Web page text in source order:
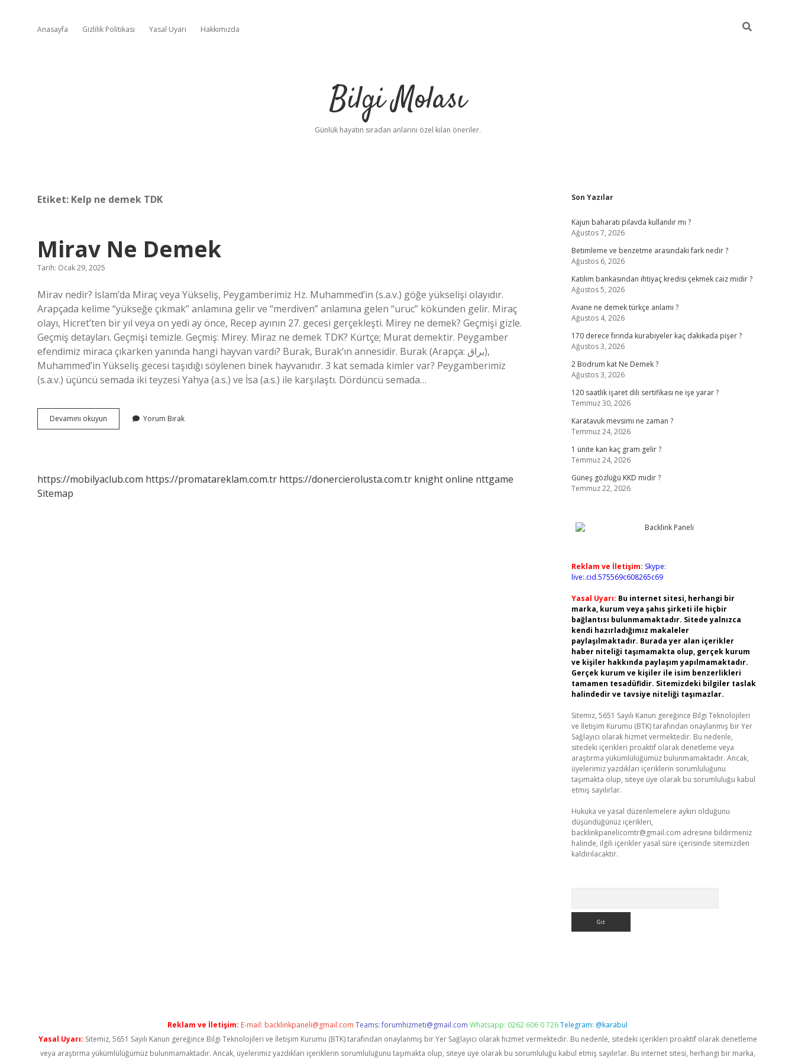
Anasayfa Gizlilik Politikası Yasal Uyarı Hakkımızda
Bilgi Molası
Günlük hayatın sıradan anlarını özel kılan öneriler.
Etiket: Kelp ne demek TDK
Mirav Ne Demek
Tarih: Ocak 29, 2025
Mirav nedir? İslam’da Miraç veya Yükseliş, Peygamberimiz Hz. Muhammed’in (s.a.v.) göğe yükselişi olayıdır.
Arapçada kelime “yükseğe çıkmak” anlamına gelir ve “merdiven” anlamına gelen “uruc” kökünden gelir. Miraç
olayı, Hicret’ten bir yıl veya on yedi ay önce, Recep ayının 27. gecesi gerçekleşti. Mirey ne demek? Geçmişi gizle.
Geçmiş detayları. Geçmişi temizle. Geçmiş: Mirey. Miraz ne demek TDK? Kürtçe; Murat demektir. Peygamber
efendimiz miraca çıkarken yanında hangi hayvan vardı? Burak, Burak’ın annesidir. Burak (Arapça: براق),
Muhammed’in Yükseliş gecesi taşıdığı söylenen binek hayvanıdır. 3 kat semada kimler var? Peygamberimiz
(s.a.v.) üçüncü semada iki teyzesi Yahya (a.s.) ve İsa (a.s.) ile karşılaştı. Dördüncü semada…
Devamını okuyun
Ne
Yorum Bırak
https://mobilyaclub.com https://promatareklam.com.tr https://donercierolusta.com.tr knight online nttgame
Sitemap
Sidebar
Son Yazılar
Kajun baharatı pilavda kullanılır mı ?
Ağustos 7, 2026
Betimleme ve benzetme arasındaki fark nedir ?
Ağustos 6, 2026
Katılım bankasından ihtiyaç kredisi çekmek caiz midir ?
Ağustos 5, 2026
Avane ne demek türkçe anlamı ?
Ağustos 4, 2026
170 derece fırında kurabiyeler kaç dakikada pişer ?
Ağustos 3, 2026
2 Bodrum kat Ne Demek ?
Ağustos 3, 2026
120 saatlik işaret dili sertifikası ne işe yarar ?
Temmuz 30, 2026
Karatavuk mevsimi ne zaman ?
Temmuz 24, 2026
1 ünite kan kaç gram gelir ?
Temmuz 24, 2026
Güneş gözlüğü KKD midir ?
Temmuz 22, 2026
Reklam ve İletişim: Skype:
live:.cid.575569c608265c69
Yasal Uyarı: Bu internet sitesi, herhangi bir
marka, kurum veya şahıs şirketi ile hiçbir
bağlantısı bulunmamaktadır. Sitede yalnızca
kendi hazırladığımız makaleler
paylaşılmaktadır. Burada yer alan içerikler
haber niteliği taşımamakta olup, gerçek kurum
ve kişiler hakkında paylaşım yapılmamaktadır.
Gerçek kurum ve kişiler ile isim benzerlikleri
tamamen tesadüfidir. Sitemizdeki bilgiler taslak
halindedir ve tavsiye niteliği taşımazlar.
Sitemiz, 5651 Sayılı Kanun gereğince Bilgi Teknolojileri
ve İletişim Kurumu (BTK) tarafından onaylanmış bir Yer
Sağlayıcı olarak hizmet vermektedir. Bu nedenle,
sitedeki içerikleri proaktif olarak denetleme veya
araştırma yükümlülüğümüz bulunmamaktadır. Ancak,
üyelerimiz yazdıkları içeriklerin sorumluluğunu
taşımakta olup, siteye üye olarak bu sorumluluğu kabul
etmiş sayılırlar.
Hukuka ve yasal düzenlemelere aykırı olduğunu
düşündüğünüz içerikleri,
backlinkpanelicomtr@gmail.com adresine bildirmeniz
halinde, ilgili içerikler yasal süre içerisinde sitemizden
kaldırılacaktır.
Reklam ve İletişim: E-mail: backlinkpaneli@gmail.com Teams:forumhizmeti@gmail.com Whatsapp: 0262 606 0 726Telegram: @karabul
Yasal Uyarı: Sitemiz, 5651 Sayılı Kanun gereğince Bilgi Teknolojileri ve İletişim Kurumu (BTK) tarafından onaylanmış bir Yer Sağlayıcı olarak hizmet vermektedir. Bu nedenle, sitedeki içerikleri proaktif olarak denetleme
veya araştırma yükümlülüğümüz bulunmamaktadır. Ancak, üyelerimiz yazdıkları içeriklerin sorumluluğunu taşımakta olup, siteye üye olarak bu sorumluluğu kabul etmiş sayılırlar. Bu internet sitesi, herhangi bir marka,